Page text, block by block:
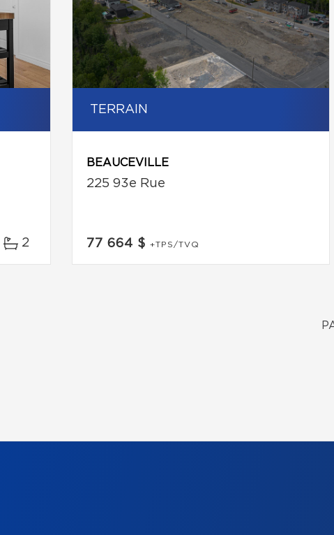
2
TERRAIN
BEAUCEVILLE
225 93e Rue
77 664 $ +TPS/TVQ